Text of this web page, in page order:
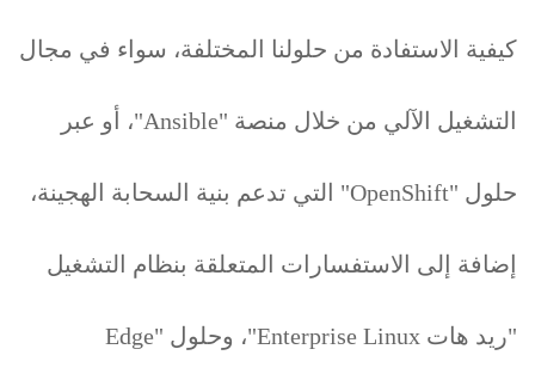
كيفية الاستفادة من حلولنا المختلفة، سواء في مجال
التشغيل الآلي من خلال منصة "Ansible"، أو عبر
حلول "OpenShift" التي تدعم بنية السحابة الهجينة،
إضافة إلى الاستفسارات المتعلقة بنظام التشغيل
"ريد هات Enterprise Linux"، وحلول "Edge